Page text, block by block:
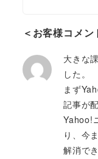
＜お客様コメン
大きな
した。
まず
記事が
Yahoo!
り、今
解消で